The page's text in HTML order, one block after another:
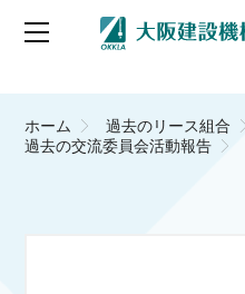
ホーム
過去のリース組合
過去の交流委員会活動報告